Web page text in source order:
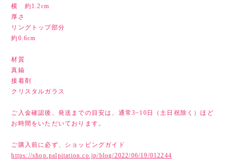
横 約1.2cm
厚さ
リングトップ部分
約0.6cm
材質
真鍮
接着剤
クリスタルガラス
ご入金確認後、発送までの目安は、通常3~10日（土日祝除く）ほど
お時間をいただいております。
ご購入前に必ず、ショッピングガイド
https://shop.palpitation.co.jp/blog/2022/06/19/012244